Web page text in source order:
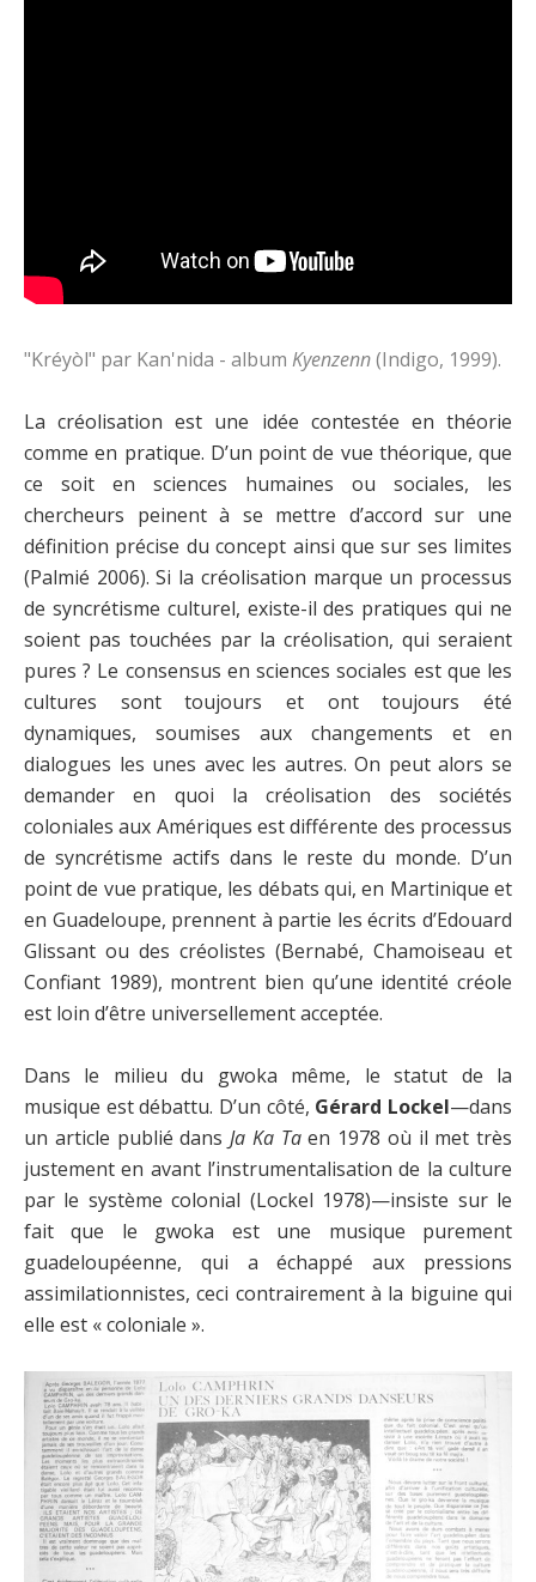
"Kréyòl" par Kan'nida - album Kyenzenn(Indigo, 1999).
La créolisation est une idée contestée en théorie
comme en pratique. D’un point de vue théorique, que
ce soit en sciences humaines ou sociales, les
chercheurs peinent à se mettre d’accord sur une
définition précise du concept ainsi que sur ses limites
(Palmié 2006). Si la créolisation marque un processus
de syncrétisme culturel, existe-il des pratiques qui ne
soient pas touchées par la créolisation, qui seraient
pures ? Le consensus en sciences sociales est que les
cultures sont toujours et ont toujours été
dynamiques, soumises aux changements et en
dialogues les unes avec les autres. On peut alors se
demander en quoi la créolisation des sociétés
coloniales aux Amériques est différente des processus
de syncrétisme actifs dans le reste du monde. D’un
point de vue pratique, les débats qui, en Martinique et
en Guadeloupe, prennent à partie les écrits d’Edouard
Glissant ou des créolistes (Bernabé, Chamoiseau et
Confiant 1989), montrent bien qu’une identité créole
est loin d’être universellement acceptée.
Dans le milieu du gwoka même, le statut de la
musique est débattu. D’un côté, Gérard Lockel—dans
un article publié dans Ja Ka Taen 1978 où il met très
justement en avant l’instrumentalisation de la culture
par le système colonial (Lockel 1978)—insiste sur le
fait que le gwoka est une musique purement
guadeloupéenne, qui a échappé aux pressions
assimilationnistes, ceci contrairement à la biguine qui
elle est « coloniale ».